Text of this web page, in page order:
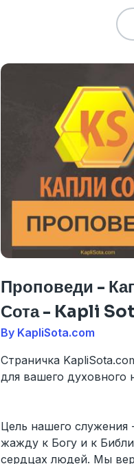
Проповеди -
Сота - Kapli
By KapliSota.com
Страничка
для вашего духовного
Цель нашего служения
жажду к Богу и к
сердцах людей. Мы